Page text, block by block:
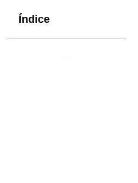
Índice